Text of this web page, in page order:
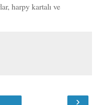
harpy kartalı ve
›